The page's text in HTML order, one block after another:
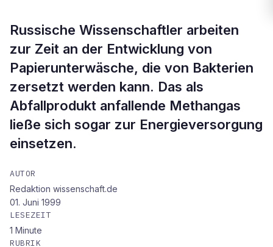
Wäsche für den Weltraum
Russische Wissenschaftler arbeiten
zur Zeit an der Entwicklung von
Papierunterwäsche, die von Bakterien
zersetzt werden kann. Das als
Abfallprodukt anfallende Methangas
ließe sich sogar zur Energieversorgung
einsetzen.
AUTOR
Redaktion wissenschaft.de
01. Juni 1999
LESEZEIT
1 Minute
RUBRIK